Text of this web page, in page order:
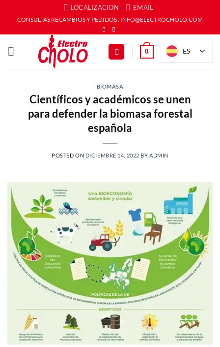
LOCALIZACION EMAIL
CONSULTAS RECAMBIOS Y PEDIDOS : INFO@ELECTROCHOLO.COM
0 ES
BIOMASA
Científicos y académicos se unen
para defender la biomasa forestal
española
POSTED ON DICIEMBRE 14, 2022 BY ADMIN